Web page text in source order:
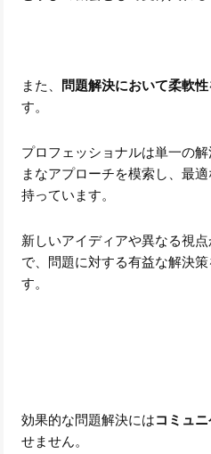
また、 問題解決において柔軟
す。
プロフェッショナルは単一の
まなアプローチを模索し、最
持っています。
新しいアイディアや異なる視
で、問題に対する有益な解決
す。
効果的な問題解決にはコミュ
せません。